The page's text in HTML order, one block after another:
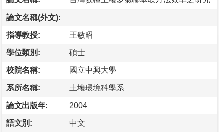
論文名稱(外文):
指導教授: 王敏昭
學位類別: 碩士
校院名稱: 國立中興大學
系所名稱: 土壤環境科學系
論文出版年: 2004
語文別: 中文